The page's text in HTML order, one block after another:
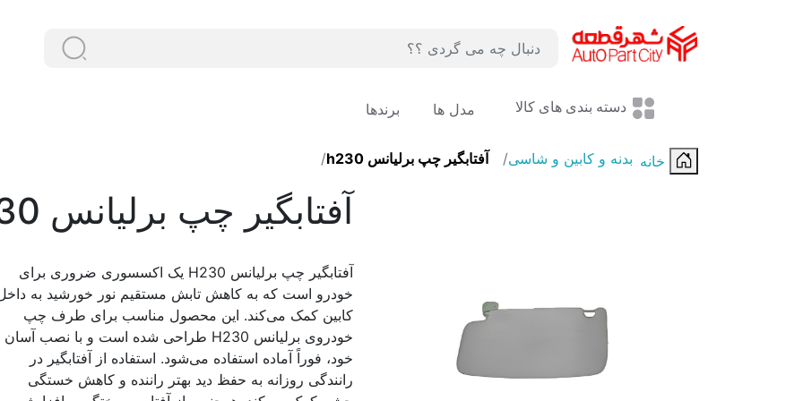
لوگو
دنبال
دسته بندی های کالا مدل ها برندها
خانه بدنه و کابین و شاسی آفتابگیر چپ برلیانس h230
آفتابگیر چپ برلیانس h230
آفتابگیر چپ برلیانس H230 یک اکسسوری ضروری برای
خودرو است که به کاهش تابش مستقیم نور خورشید به
کابین کمک می‌کند. این محصول مناسب برای طرف چپ
خودروی برلیانس H230 طراحی شده است و با نصب آسان
خود، فوراً آماده استفاده می‌شود. استفاده از آفتابگیر در
رانندگی روزانه به حفظ دید بهتر راننده و کاهش خستگی